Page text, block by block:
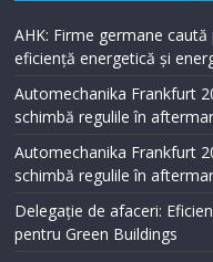
AHK: Firme germane
eficiență energetică și
Automechanika Frankfurt
schimbă regulile în
Automechanika Frankfurt
schimbă regulile în
Delegație de afaceri:
pentru Green Buildings